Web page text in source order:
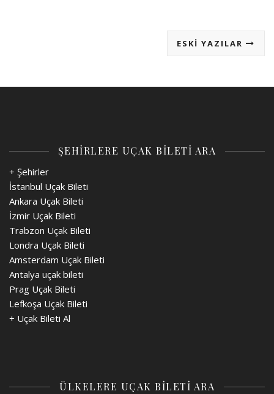
ESKI YAZILAR
ŞEHİRLERE UÇAK BİLETİ ARA
+ Şehirler
İstanbul Uçak Bileti
Ankara Uçak Bileti
İzmir Uçak Bileti
Trabzon Uçak Bileti
Londra Uçak Bileti
Amsterdam Uçak Bileti
Antalya uçak bileti
Prag Uçak Bileti
Lefkoşa Uçak Bileti
+ Uçak Bileti Al
ÜLKELERE UÇAK BİLETİ ARA